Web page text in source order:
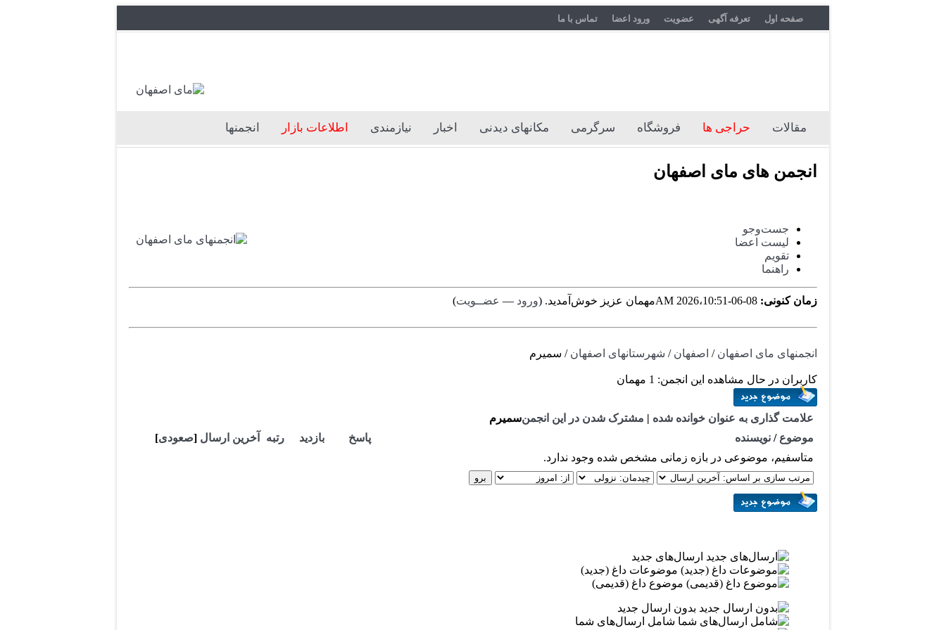
تماس با ما ورود اعضا عضویت تعرفه آگهی صفحه اول
انجمنها اطلاعات بازار نیازمندی اخبار مکانهای دیدنی سرگرمی فروشگاه حراجی ها مقالات
انجمن های مای اصفهان
جست‌و‌جو
لیست اعضا
تقویم
راهنما
زمان کنونی: مهمان عزیز خوش‌آمدید. (ورود — عضــویت)
انجمنهای مای اصفهان / اصفهان / شهرستانهای اصفهان / سمیرم
کاربران در حال مشاهده این انجمن: 1 مهمان
علامت گذاری به عنوان خوانده شده | مشترک شدن در این انجمنسمیرم
موضوع / نویسنده پاسخ بازدید رتبه آخرین ارسال [صعودی]
متاسفیم، موضوعی در بازه زمانی مشخص شده وجود ندارد.
ارسال‌های جدید
موضوعات داغ (جدید)
موضوع داغ (قدیمی)
بدون ارسال جدید
شامل ارسال‌های شما